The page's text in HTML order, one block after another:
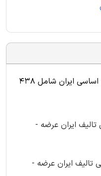
سوالات استخدامی حقوق و قانون اساسی ایران شامل 438
ایران عرضه -
تالیف ایران عرضه -